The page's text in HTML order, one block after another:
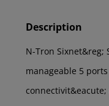
Description
N-Tron Sixnet&reg;
manageable 5